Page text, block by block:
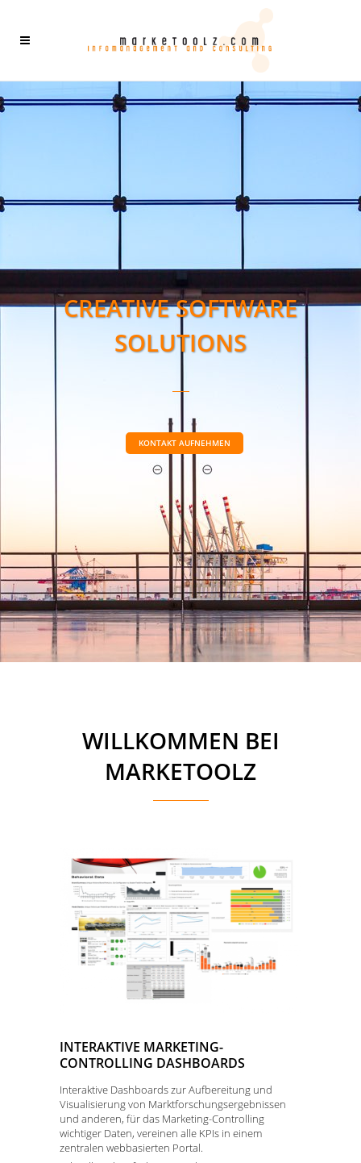
CREATIVE SOFTWARE
SOLUTIONS
KONTAKT AUFNEHMEN
WILLKOMMEN BEI
MARKETOOLZ
INTERAKTIVE MARKETING-
CONTROLLING DASHBOARDS
Interaktive Dashboards zur Aufbereitung und
Visualisierung von Marktforschungsergebnissen
und anderen, für das Marketing-Controlling
wichtiger Daten, vereinen alle KPIs in einem
zentralen webbasierten Portal.